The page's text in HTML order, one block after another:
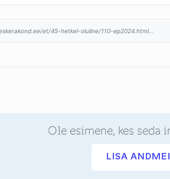
et/45-hetkel-oluline/110-ep2024.html...
Ole esimene, kes seda
LISA